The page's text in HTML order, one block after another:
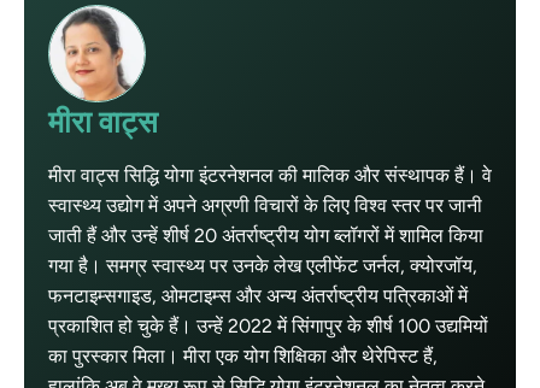
मीरा वाट्स
मीरा वाट्स सिद्धि योगा इंटरनेशनल की मालिक और संस्थापक हैं। वे
स्वास्थ्य उद्योग में अपने अग्रणी विचारों के लिए विश्व स्तर पर जानी
जाती हैं और उन्हें शीर्ष 20 अंतर्राष्ट्रीय योग ब्लॉगरों में शामिल किया
गया है। समग्र स्वास्थ्य पर उनके लेख एलीफेंट जर्नल, क्योरजॉय,
फनटाइम्सगाइड, ओमटाइम्स और अन्य अंतर्राष्ट्रीय पत्रिकाओं में
प्रकाशित हो चुके हैं। उन्हें 2022 में सिंगापुर के शीर्ष 100 उद्यमियों
का पुरस्कार मिला। मीरा एक योग शिक्षिका और थेरेपिस्ट हैं,